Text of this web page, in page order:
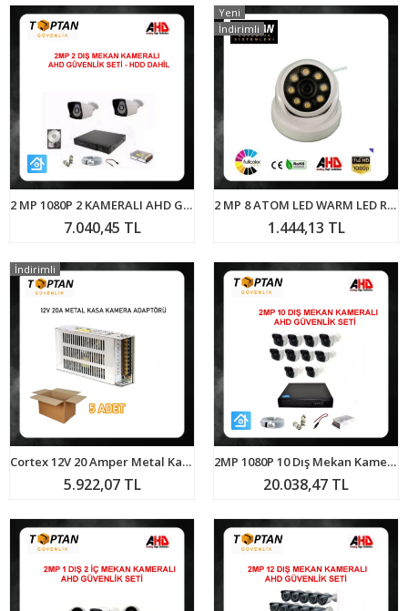
2 MP 1080P 2 KAMERALI AHD GÜVENLİK SETİ 320 GB HARDDİSK DAHİL ARNA-7322
7.040,45 TL
2 MP 8 ATOM LED WARM LED RENKLİ DOME KAMERA ARNA-2228
1.444,13 TL
Yeni
İndirimli
Cortex 12V 20 Amper Metal Kasa Kamera Adaptörü 5 Adet Ekonomik Paket
5.922,07 TL
İndirimli
2MP 1080P 10 Dış Mekan Kameralı Ahd Güvenlik Seti ARNA-7140
20.038,47 TL